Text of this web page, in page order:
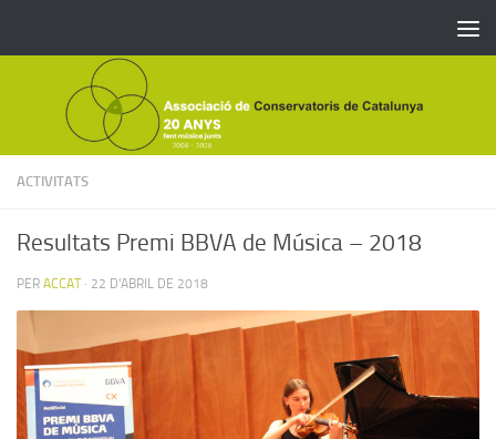
ACTIVITATS
Resultats Premi BBVA de Música – 2018
PER ACCAT · 22 D'ABRIL DE 2018